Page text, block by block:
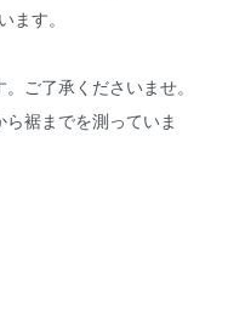
ます。
ご了承くださいませ。
裾までを測っていま